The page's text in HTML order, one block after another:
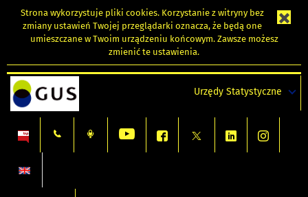
Strona wykorzystuje pliki cookies. Korzystanie z witryny bez
zmiany ustawień Twojej przeglądarki oznacza, że będą one
umieszczane w Twoim urządzeniu końcowym. Zawsze możesz
zmienić te ustawienia.
Urzędy Statystyczne